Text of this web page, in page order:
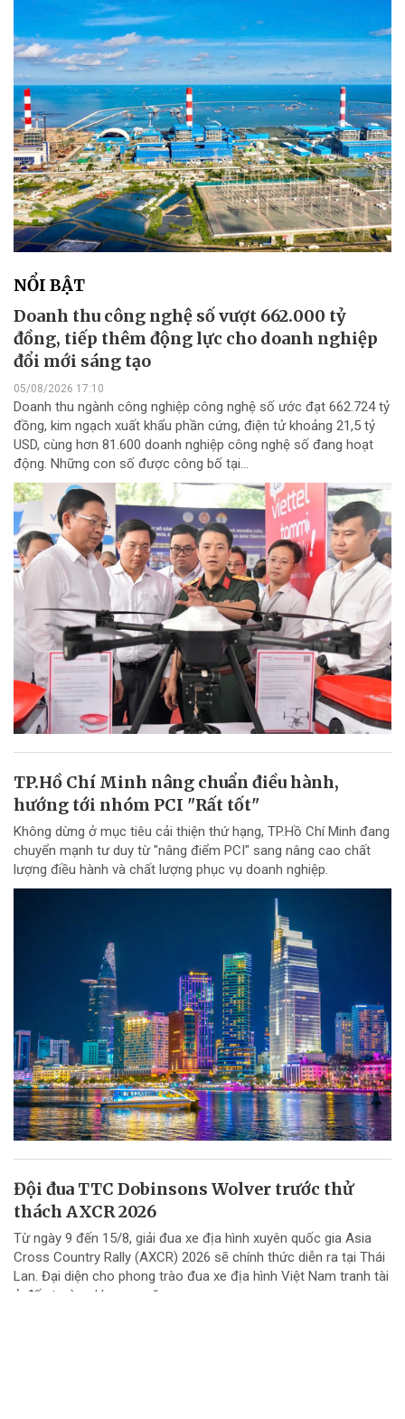
NỔI BẬT
Doanh thu công nghệ số vượt 662.000 tỷ
đồng, tiếp thêm động lực cho doanh nghiệp
đổi mới sáng tạo
05/08/2026 17:10
Doanh thu ngành công nghiệp công nghệ số ước đạt 662.724 tỷ
đồng, kim ngạch xuất khẩu phần cứng, điện tử khoảng 21,5 tỷ
USD, cùng hơn 81.600 doanh nghiệp công nghệ số đang hoạt
động. Những con số được công bố tại...
TP.Hồ Chí Minh nâng chuẩn điều hành,
hướng tới nhóm PCI "Rất tốt"
Không dừng ở mục tiêu cải thiện thứ hạng, TP.Hồ Chí Minh đang
chuyển mạnh tư duy từ "nâng điểm PCI" sang nâng cao chất
lượng điều hành và chất lượng phục vụ doanh nghiệp.
Đội đua TTC Dobinsons Wolver trước thử
thách AXCR 2026
Từ ngày 9 đến 15/8, giải đua xe địa hình xuyên quốc gia Asia
Cross Country Rally (AXCR) 2026 sẽ chính thức diễn ra tại Thái
Lan. Đại diện cho phong trào đua xe địa hình Việt Nam tranh tài
ở đấu trường khu vực năm...